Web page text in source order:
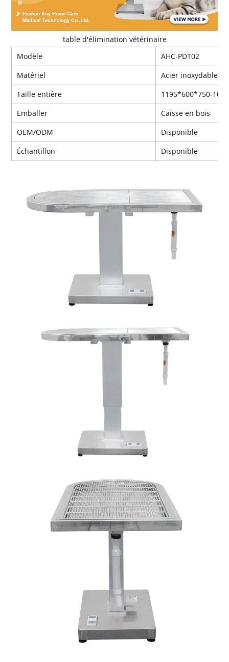
table d'élimination vétérinaire
Modèle
AHC-PDT02
Matériel
Acier inoxydable
Taille entière
1195*600*750-
Emballer
Caisse en bois
OEM/ODM
Disponible
Échantillon
Disponible